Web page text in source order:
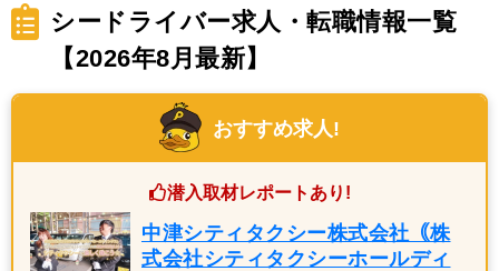
シードライバー求人・転職情報一覧
【2026年8月最新】
おすすめ求人!
潜入取材レポートあり!
中津シティタクシー株式会社｟株
式会社シティタクシーホールディ